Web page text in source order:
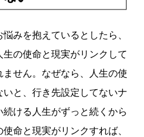
みを抱えているとしたら、
の使命と現実がリンクして
せん。なぜなら、人生の使
と、行き先設定してないナ
ける人生がずっと続くから
命と現実がリンクすれば、